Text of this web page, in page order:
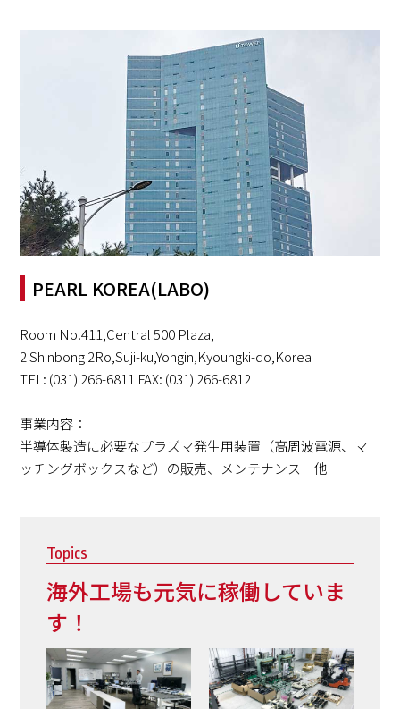
PEARL KOREA(LABO)
Room No.411,Central 500 Plaza,
2 Shinbong 2Ro,Suji-ku,Yongin,Kyoungki-do,Korea
TEL: (031) 266-6811 FAX: (031) 266-6812
事業内容：
半導体製造に必要なプラズマ発生用装置（高周波電源、マ
ッチングボックスなど）の販売、メンテナンス 他
Topics
海外工場も元気に稼働していま
す！